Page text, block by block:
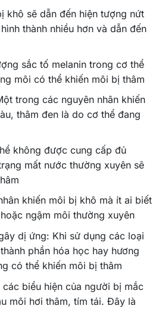
khô sẽ dẫn đến hiện tượng nứt
thành nhiều hơn và dẫn đến
sắc tố melanin trong cơ thể
môi có thể khiến môi bị thâm
trong các nguyên nhân khiến
thâm đen là do cơ thể đang
không được cung cấp đủ
mất nước thường xuyên sẽ
khiến môi bị khô mà ít ai biết
ngậm môi thường xuyên
dị ứng: Khi sử dụng các loại
phần hóa học hay hương
có thể khiến môi bị thâm
biểu hiện của người bị mắc
môi hơi thâm, tím tái. Đây là